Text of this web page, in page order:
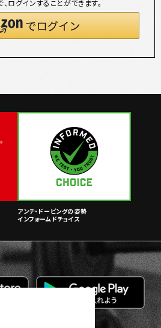
、ログインすることができます。
アンチ・ドーピングの姿勢
インフォームドチョイス